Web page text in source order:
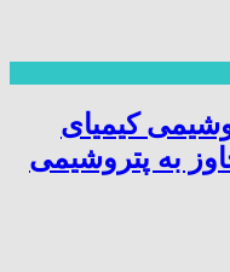
کیمیای
به پتروشیمی